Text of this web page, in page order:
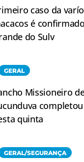
caso da
é
do Sulv
GERAL
Missioneiro
quinta
GERAL/SEGURANÇA